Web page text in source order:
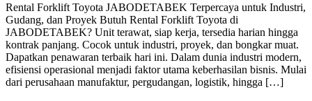
Rental Forklift Toyota JABODETABEK Terpercaya untuk Industri,
Gudang, dan Proyek Butuh Rental Forklift Toyota di
JABODETABEK? Unit terawat, siap kerja, tersedia harian hingga
kontrak panjang. Cocok untuk industri, proyek, dan bongkar muat.
Dapatkan penawaran terbaik hari ini. Dalam dunia industri modern,
efisiensi operasional menjadi faktor utama keberhasilan bisnis. Mulai
dari perusahaan manufaktur, pergudangan, logistik, hingga […]